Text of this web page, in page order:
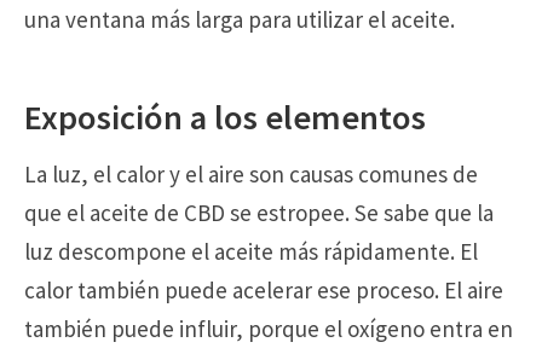
una ventana más larga para utilizar el aceite.
Exposición a los elementos
La luz, el calor y el aire son causas comunes de
que el aceite de CBD se estropee. Se sabe que la
luz descompone el aceite más rápidamente. El
calor también puede acelerar ese proceso. El aire
también puede influir, porque el oxígeno entra en